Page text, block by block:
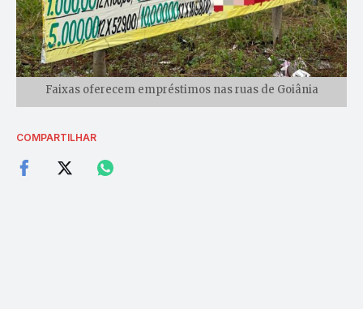
Faixas oferecem empréstimos nas ruas de Goiânia
COMPARTILHAR